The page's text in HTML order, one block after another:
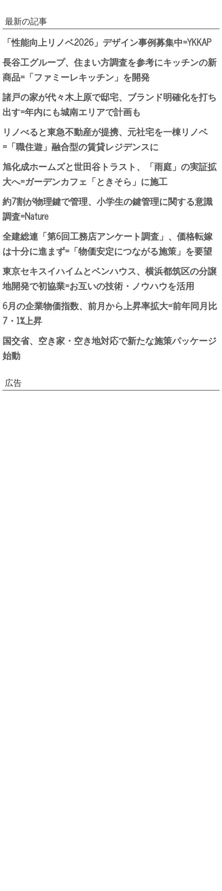
最新の記事
「性能向上リノベ2026」デザイン事例募集中=YKKAP
長谷工グループ、住まい方調査を参考にキッチンの新
商品=「ファミーレキッチン」を開発
諸戸の家が代々木上原で邸宅、ブランド明確化を打ち
出す=年内にも城南エリアで計画も
リノべると東急不動産が提携、元社宅を一棟リノベ
=「職住遊」融合型の賃貸レジデンスに
旭化成ホームズと世田谷トラスト、「雨庭」の実証拡
大へ=ガーデンカフェ「ときそら」に施工
約7割が物理鍵で管理、小学生の鍵管理に関する意識
調査=Nature
全建総連「第6回工務店アンケート調査」、価格転嫁
は十分に進まず=「物価安定につながる施策」を要望
東京セキスイハイムとベンハウス、横浜都筑区の分譲
地開発で初協業=お互いの技術・ノウハウを活用
6月の企業物価指数、前月から上昇率拡大=前年同月比
7・1%上昇
国交省、空き家・空き地対応で新たな施策パッケージ
始動
広告